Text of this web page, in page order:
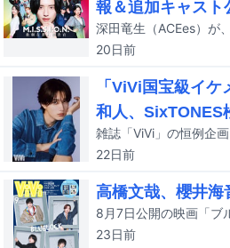
報＆追加キャスト
20日前
「ViVi国宝級イ
和人、SixTONES
雑誌「ViVi」の恒例企
22日前
高橋文哉、櫻井
23日前